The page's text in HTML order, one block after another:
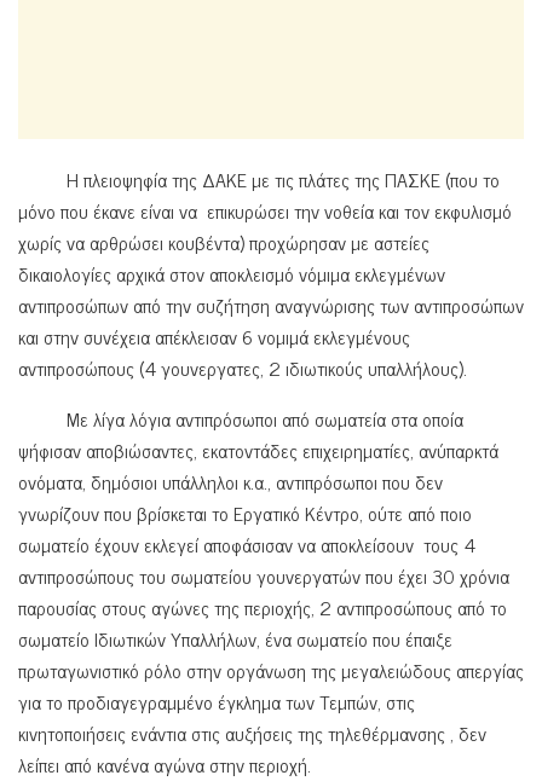
Η πλειοψηφία της ΔΑΚΕ με τις πλάτες της ΠΑΣΚΕ (που το
μόνο που έκανε είναι να επικυρώσει την νοθεία και τον εκφυλισμό
χωρίς να αρθρώσει κουβέντα) προχώρησαν με αστείες
δικαιολογίες αρχικά στον αποκλεισμό νόμιμα εκλεγμένων
αντιπροσώπων από την συζήτηση αναγνώρισης των αντιπροσώπων
και στην συνέχεια απέκλεισαν 6 νομιμά εκλεγμένους
αντιπροσώπους (4 γουνεργατες, 2 ιδιωτικούς υπαλλήλους).
Με λίγα λόγια αντιπρόσωποι από σωματεία στα οποία
ψήφισαν αποβιώσαντες, εκατοντάδες επιχειρηματίες, ανύπαρκτά
ονόματα, δημόσιοι υπάλληλοι κ.α., αντιπρόσωποι που δεν
γνωρίζουν που βρίσκεται το Εργατικό Κέντρο, ούτε από ποιο
σωματείο έχουν εκλεγεί αποφάσισαν να αποκλείσουν τους 4
αντιπροσώπους του σωματείου γουνεργατών που έχει 30 χρόνια
παρουσίας στους αγώνες της περιοχής, 2 αντιπροσώπους από το
σωματείο Ιδιωτικών Υπαλλήλων, ένα σωματείο που έπαιξε
πρωταγωνιστικό ρόλο στην οργάνωση της μεγαλειώδους απεργίας
για το προδιαγεγραμμένο έγκλημα των Τεμπών, στις
κινητοποιήσεις ενάντια στις αυξήσεις της τηλεθέρμανσης , δεν
λείπει από κανένα αγώνα στην περιοχή.